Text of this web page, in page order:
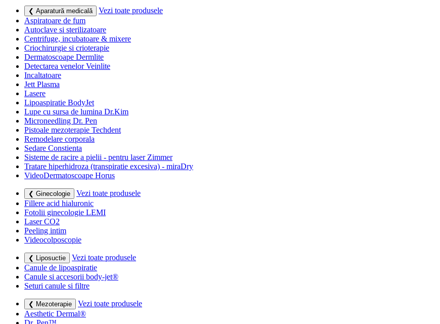
❮ Aparatură medicală
Vezi toate produsele
Aspiratoare de fum
Autoclave si sterilizatoare
Centrifuge, incubatoare & mixere
Criochirurgie si crioterapie
Dermatoscoape Dermlite
Detectarea venelor Veinlite
Incaltatoare
Jett Plasma
Lasere
Lipoaspiratie BodyJet
Lupe cu sursa de lumina Dr.Kim
Microneedling Dr. Pen
Pistoale mezoterapie Techdent
Remodelare corporala
Sedare Constienta
Sisteme de racire a pielii - pentru laser Zimmer
Tratare hiperhidroza (transpiratie excesiva) - miraDry
VideoDermatoscoape Horus
❮ Ginecologie
Vezi toate produsele
Fillere acid hialuronic
Fotolii ginecologie LEMI
Laser CO2
Peeling intim
Videocolposcopie
❮ Liposuctie
Vezi toate produsele
Canule de lipoaspiratie
Canule si accesorii body-jet®
Seturi canule si filtre
❮ Mezoterapie
Vezi toate produsele
Aesthetic Dermal®